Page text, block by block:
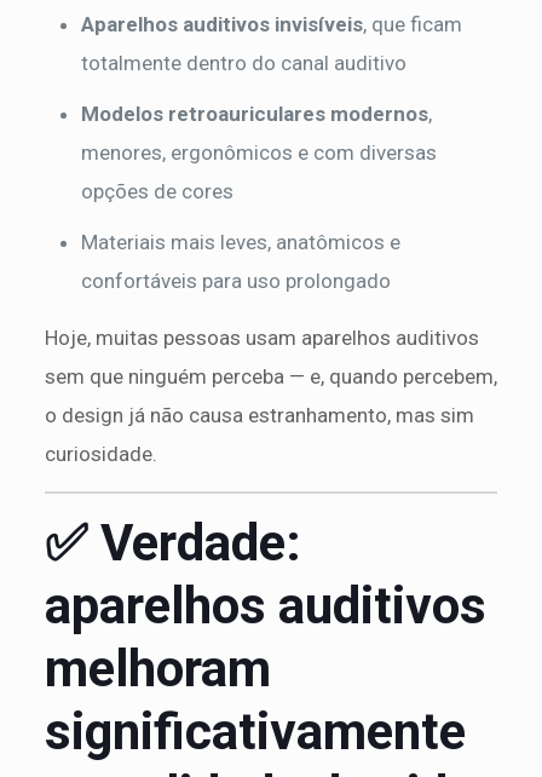
Aparelhos auditivos invisíveis, que ficam
totalmente dentro do canal auditivo
Modelos retroauriculares modernos,
menores, ergonômicos e com diversas
opções de cores
Materiais mais leves, anatômicos e
confortáveis para uso prolongado
Hoje, muitas pessoas usam aparelhos auditivos
sem que ninguém perceba — e, quando percebem,
o design já não causa estranhamento, mas sim
curiosidade.
✅ Verdade:
aparelhos auditivos
melhoram
significativamente